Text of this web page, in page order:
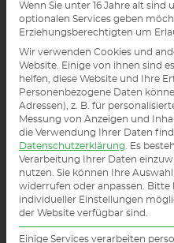
Ausführung
Wenn Sie unter 16 Jahre alt sind
optionalen Services geben
Erziehungsberechtigten um
Wir verwenden Cookies und
Website. Einige von ihnen sind
helfen, diese Website und Ihre
Personenbezogene Daten
Adressen), z. B. für
Messung von Anzeigen und
die Verwendung Ihrer Daten
Datenschutzerklärung
Es
Verarbeitung Ihrer Daten
nutzen. Sie können Ihre
widerrufen oder anpassen.
Bitte
individueller Einstellungen
der Website verfügbar sind.
Einige Services verarbeiten